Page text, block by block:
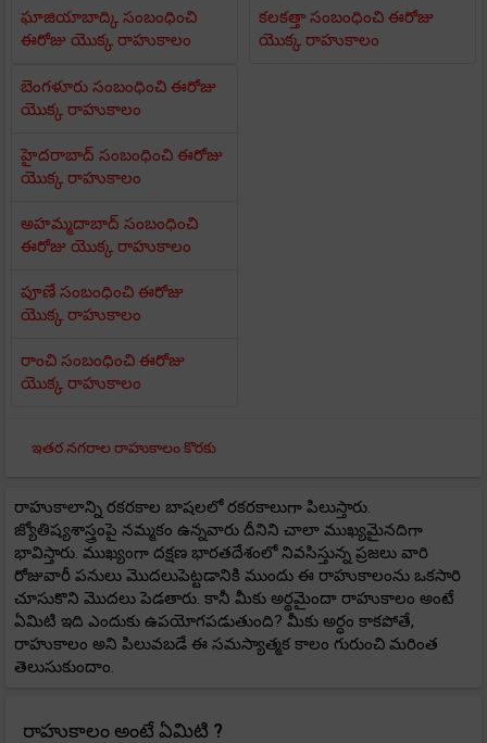
ఘాజియాబాద్కి సంబంధించి
ఈరోజు యొక్క రాహుకాలం
కలకత్తా సంబంధించి ఈరోజు
యొక్క రాహుకాలం
బెంగళూరు సంబంధించి ఈరోజు
యొక్క రాహుకాలం
హైదరాబాద్ సంబంధించి ఈరోజు
యొక్క రాహుకాలం
అహమ్మదాబాద్ సంబంధించి
ఈరోజు యొక్క రాహుకాలం
పూణే సంబంధించి ఈరోజు
యొక్క రాహుకాలం
రాంచి సంబంధించి ఈరోజు
యొక్క రాహుకాలం
ఇతర నగరాల రాహుకాలం కొరకు
రాహుకాలాన్ని రకరకాల బాషలలో రకరకాలుగా పిలుస్తారు.
జ్యోతిష్యశాస్త్రంపై నమ్మకం ఉన్నవారు దీనిని చాలా ముఖ్యమైనదిగా
భావిస్తారు. ముఖ్యంగా దక్షణ భారతదేశంలో నివసిస్తున్న ప్రజలు వారి
రోజువారీ పనులు మొదలుపెట్టడానికి ముందు ఈ రాహుకాలంను ఒకసారి
చూసుకొని మొదలు పెడతారు. కానీ మీకు అర్థమైందా రాహుకాలం అంటే
ఏమిటి ఇది ఎందుకు ఉపయోగపడుతుంది? మీకు అర్ధం కాకపోతే,
రాహుకాలం అని పిలువబడే ఈ సమస్యాత్మక కాలం గురుంచి మరింత
తెలుసుకుందాం.
రాహుకాలం అంటే ఏమిటి ?